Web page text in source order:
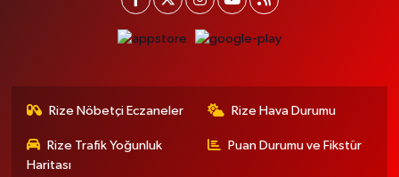
Rize Nöbetçi Eczaneler Rize Hava Durumu
Rize Trafik Yoğunluk
Haritası
Puan Durumu ve Fikstür